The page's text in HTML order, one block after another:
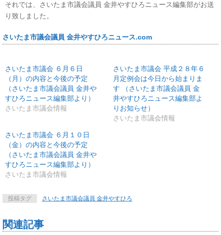
それでは、さいたま市議会議員 金井やすひろニュース編集部がお送
り致しました。
さいたま市議会議員 金井やすひろニュース.com
さいたま市議会 ６月６日
（月）の内容と今後の予定
（さいたま市議会議員 金井や
すひろニュース編集部より）
さいたま市議会情報
さいたま市議会 平成２８年６
月定例会は今日から始まりま
す （さいたま市議会議員 金
井やすひろニュース編集部よ
りお知らせ）
さいたま市議会情報
さいたま市議会 ６月１０日
（金）の内容と今後の予定
（さいたま市議会議員 金井や
すひろニュース編集部より）
さいたま市議会情報
投稿タグ さいたま市議会議員 金井やすひろ
関連記事